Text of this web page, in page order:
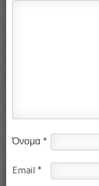
Όνομα *
Email *